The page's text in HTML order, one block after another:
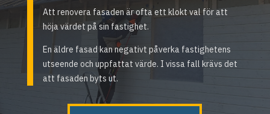
Att renovera fasaden är ofta ett klokt val för att
höja värdet på sin fastighet.
En äldre fasad kan negativt påverka fastighetens
utseende och uppfattat värde. I vissa fall krävs det
att fasaden byts ut.